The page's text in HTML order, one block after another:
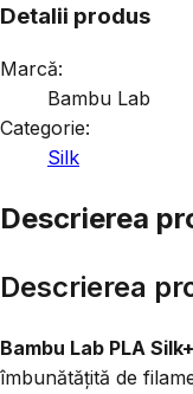
Detalii produs
Marcă:
Bambu Lab
Categorie:
Silk
Descrierea
Descrierea
Bambu Lab PLA
îmbunătățită de